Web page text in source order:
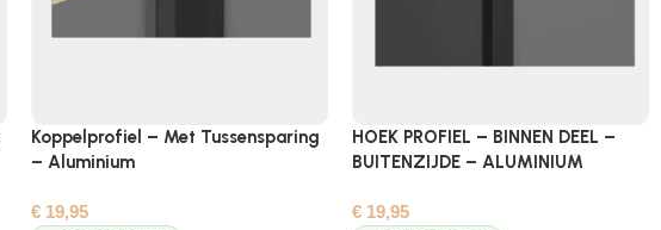
Koppelprofiel – Met Tussensparing
– Aluminium
€ 19,95
HOEK PROFIEL – BINNEN DEEL –
BUITENZIJDE – ALUMINIUM
€ 19,95